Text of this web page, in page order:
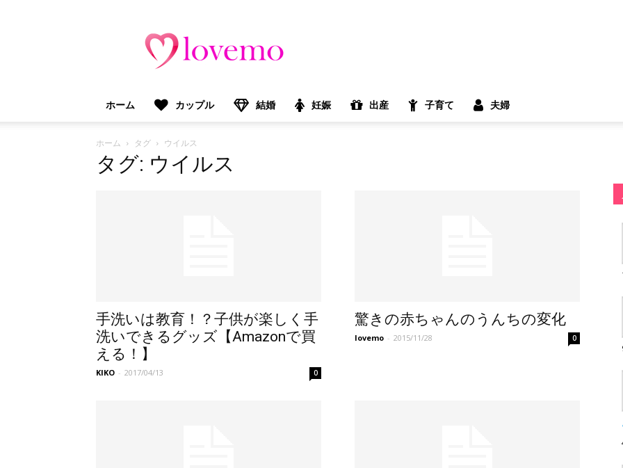
モ）：
プ
マ
マ
向
ホーム カップル 結婚 妊娠 出産 子育て 夫婦
ホーム タグ ウイルス
タグ: ウイルス
手洗いは教育！？子供が楽しく手
洗いできるグッズ【Amazonで買
える！】
KIKO - 2017/04/13 0
驚きの赤ちゃんのうんちの変化
lovemo - 2015/11/28 0